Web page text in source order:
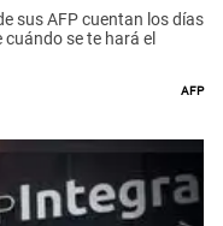
sus AFP cuentan los días
se te hará el
AFP